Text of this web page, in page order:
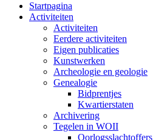
Startpagina
Activiteiten
Activiteiten
Eerdere activiteiten
Eigen publicaties
Kunstwerken
Archeologie en geologie
Genealogie
Bidprentjes
Kwartierstaten
Archivering
Tegelen in WOII
Oorlogsslachtoffers